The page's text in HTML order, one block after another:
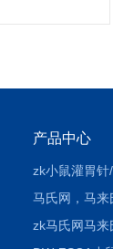
产品中心